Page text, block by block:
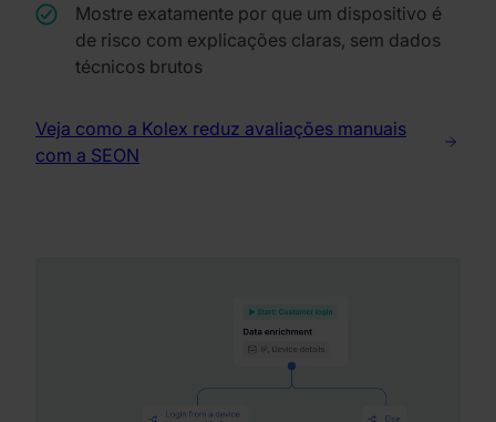
Mostre exatamente por que um dispositivo é
de risco com explicações claras, sem dados
técnicos brutos
Veja como a Kolex reduz avaliações manuais
com a SEON